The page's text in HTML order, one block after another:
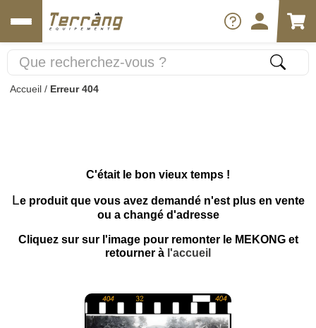
Accueil / Erreur 404
C'était le bon vieux temps !
Le produit que vous avez demandé n'est plus en vente
ou a changé d'adresse
Cliquez sur sur l'image pour remonter le MEKONG et
retourner à l'accueil